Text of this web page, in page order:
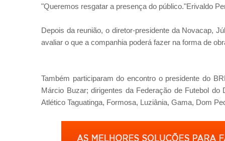
"Queremos resgatar a presença do público."Erivaldo
Depois da reunião, o diretor-presidente da Novacap,
avaliar o que a companhia poderá fazer na forma de
Também participaram do encontro o presidente do
Márcio Buzar; dirigentes da Federação de Futebol
Atlético Taguatinga, Formosa, Luziânia, Gama, Dom